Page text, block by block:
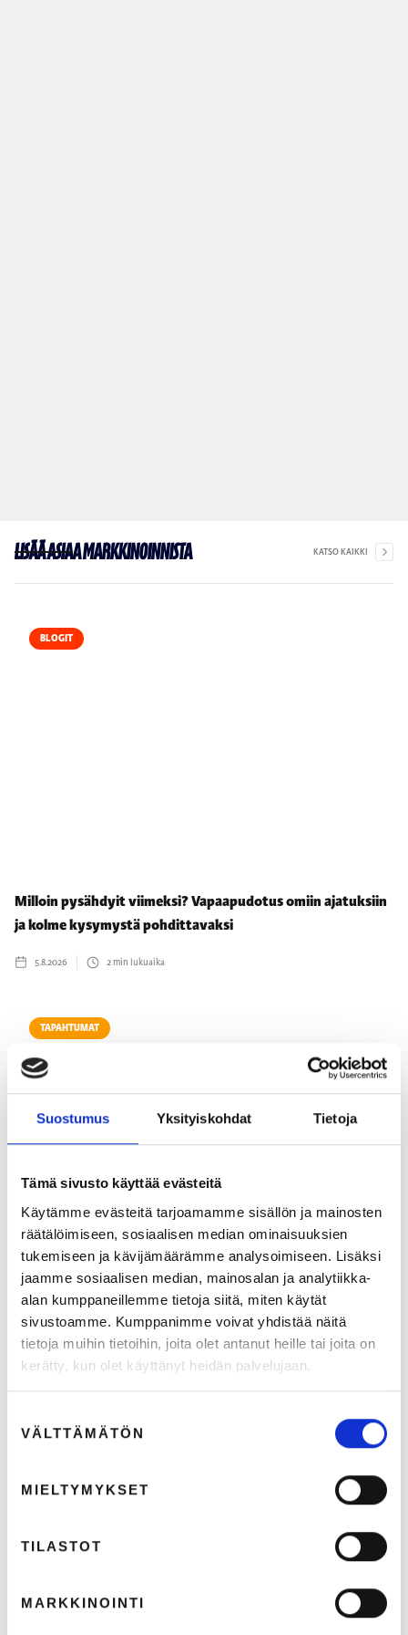
Suostumus Yksityiskohdat Tietoja
Tämä sivusto käyttää evästeitä
Käytämme evästeitä tarjoamamme sisällön ja mainosten
räätälöimiseen, sosiaalisen median ominaisuuksien
tukemiseen ja kävijämäärämme analysoimiseen. Lisäksi
jaamme sosiaalisen median, mainosalan ja analytiikka-
alan kumppaneillemme tietoja siitä, miten käytät
sivustoamme. Kumppanimme voivat yhdistää näitä
tietoja muihin tietoihin, joita olet antanut heille tai joita on
kerätty, kun olet käyttänyt heidän palvelujaan.
valinta
VÄLTTÄMÄTÖN
MIELTYMYKSET
TILASTOT
MARKKINOINTI
Lisää asiaa markkinoinnista KATSO KAIKKI
BLOGIT
Milloin pysähdyit viimeksi? Vapaapudotus omiin ajatuksiin
ja kolme kysymystä pohdittavaksi
5.8.2026 2min lukuaika
TAPAHTUMAT
ILMOITTAUDU MUKAAN: Markkinointijohtajan iltapäivä:
Markkinointijohtajan pitää ymmärtää enemmän, jotta voi
tehdä vähemmän / 23.9.2026 Helsinki
22.6.2026 min lukuaika
TAPAHTUMAT